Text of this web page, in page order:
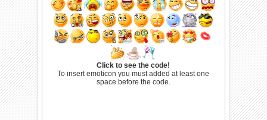
Click to see the code!
To insert emoticon you must added at least one
space before the code.